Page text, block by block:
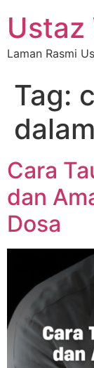
Ustaz
Laman Rasmi
Tag:
Cara
dan
Dosa